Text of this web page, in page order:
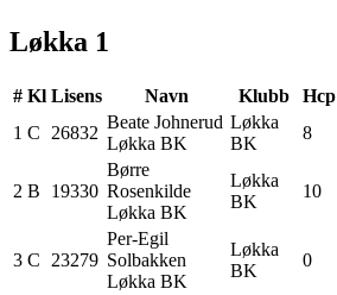
Løkka 1
# Kl Lisens Navn Klubb Hcp
1 C 26832
Beate Johnerud
Løkka BK
Løkka
BK
8
2 B 19330
Børre
Rosenkilde
Løkka BK
Løkka
BK
10
3 C 23279
Per-Egil
Solbakken
Løkka BK
Løkka
BK
0